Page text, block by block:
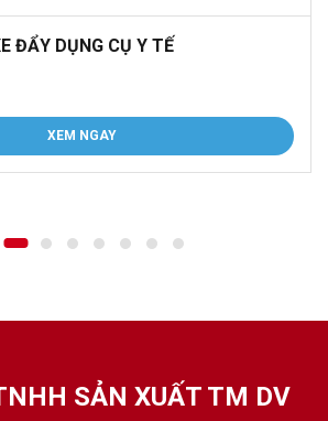
ĐẨY DỤNG CỤ Y TẾ
XEM NGAY
SẢN XUẤT TM DV